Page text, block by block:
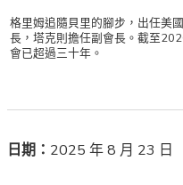
格里姆追隨貝里的腳步，出任美
長，塔克則擔任副會長。截至
會已超過三十年。
日期： 2025 年 8 月 23 日